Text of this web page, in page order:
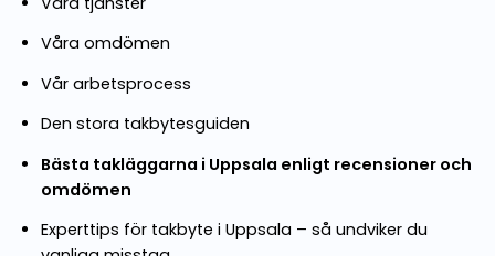
Våra omdömen
Vår arbetsprocess
Den stora takbytesguiden
Bästa takläggarna i Uppsala enligt recensioner och
omdömen
Experttips för takbyte i Uppsala – så undviker du